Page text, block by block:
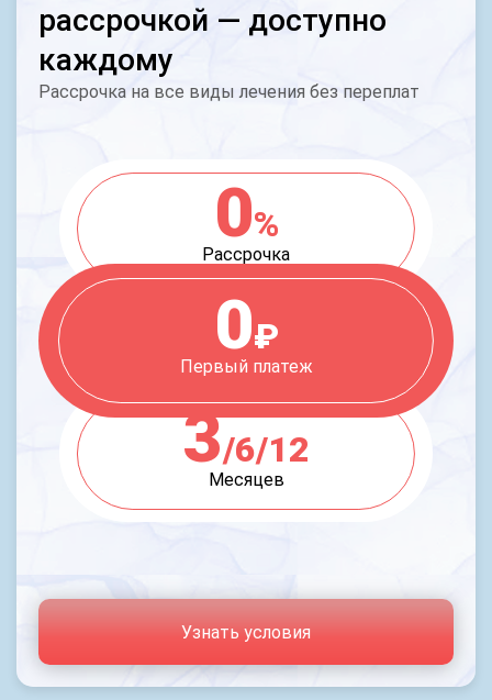
рассрочкой — доступно
каждому
Рассрочка на все виды лечения без переплат
0%
Рассрочка
0₽
Первый платеж
3/6/12
Месяцев
Узнать условия